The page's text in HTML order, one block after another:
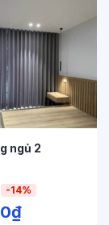
ngủ 2
-14%
₫